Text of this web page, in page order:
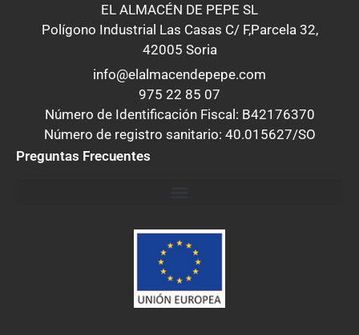
EL ALMACÉN DE PEPE SL
Polígono Industrial Las Casas C/ F,Parcela 32,
42005 Soria
info@elalmacendepepe.com
975 22 85 07
Número de Identificación Fiscal: B42176370
Número de registro sanitario: 40.015627/SO
Preguntas Frecuentes